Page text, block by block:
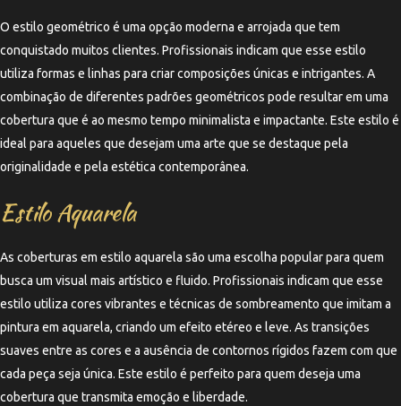
O estilo geométrico é uma opção moderna e arrojada que tem
conquistado muitos clientes. Profissionais indicam que esse estilo
utiliza formas e linhas para criar composições únicas e intrigantes. A
combinação de diferentes padrões geométricos pode resultar em uma
cobertura que é ao mesmo tempo minimalista e impactante. Este estilo é
ideal para aqueles que desejam uma arte que se destaque pela
originalidade e pela estética contemporânea.
Estilo Aquarela
As coberturas em estilo aquarela são uma escolha popular para quem
busca um visual mais artístico e fluido. Profissionais indicam que esse
estilo utiliza cores vibrantes e técnicas de sombreamento que imitam a
pintura em aquarela, criando um efeito etéreo e leve. As transições
suaves entre as cores e a ausência de contornos rígidos fazem com que
cada peça seja única. Este estilo é perfeito para quem deseja uma
cobertura que transmita emoção e liberdade.